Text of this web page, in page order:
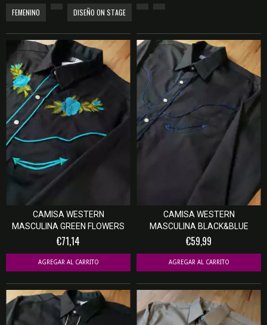
FEMENINO DISEÑO ON STAGE
CAMISA WESTERN
MASCULINA GREEN FLOWERS
€71,14
AGREGAR AL CARRITO
CAMISA WESTERN
MASCULINA BLACK&BLUE
€59,99
AGREGAR AL CARRITO